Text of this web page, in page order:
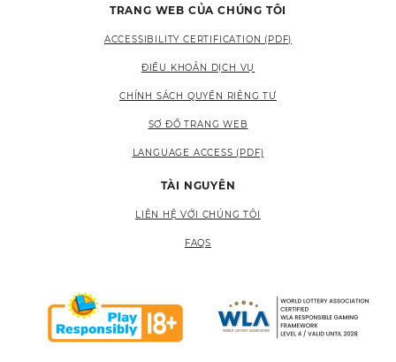
TRANG WEB CỦA CHÚNG TÔI
ACCESSIBILITY CERTIFICATION (PDF)
ĐIỀU KHOẢN DỊCH VỤ
CHÍNH SÁCH QUYỀN RIÊNG TƯ
SƠ ĐỒ TRANG WEB
LANGUAGE ACCESS (PDF)
TÀI NGUYÊN
LIÊN HỆ VỚI CHÚNG TÔI
FAQS